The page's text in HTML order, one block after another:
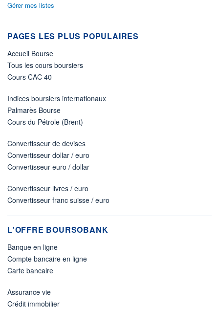
Gérer mes listes
PAGES LES PLUS POPULAIRES
Accueil Bourse
Tous les cours boursiers
Cours CAC 40
Indices boursiers internationaux
Palmarès Bourse
Cours du Pétrole (Brent)
Convertisseur de devises
Convertisseur dollar / euro
Convertisseur euro / dollar
Convertisseur livres / euro
Convertisseur franc suisse / euro
L'OFFRE BOURSOBANK
Banque en ligne
Compte bancaire en ligne
Carte bancaire
Assurance vie
Crédit immobilier